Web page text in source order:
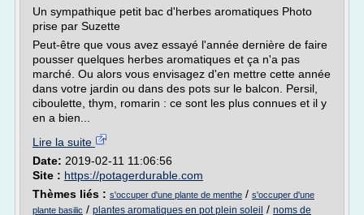
Un sympathique petit bac d'herbes aromatiques Photo
prise par Suzette
Peut-être que vous avez essayé l'année dernière de faire
pousser quelques herbes aromatiques et ça n'a pas
marché. Ou alors vous envisagez d'en mettre cette année
dans votre jardin ou dans des pots sur le balcon. Persil,
ciboulette, thym, romarin : ce sont les plus connues et il y
en a bien...
Lire la suite
Date: 2019-02-11 11:06:56
Site : https://potagerdurable.com
Thèmes liés : s'occuper d'une plante de menthe / s'occuper d'une
plante basilic / plantes aromatiques en pot plein soleil / noms de